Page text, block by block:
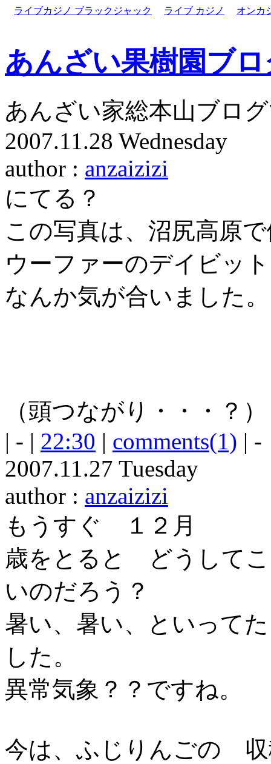
ライブカジノ ブラックジャック ライブ カジノ オンカ
あんざい果樹園ブ
あんざい家総本山ブロ
2007.11.28 Wednesday
author : anzaizizi
にてる？
この写真は、沼尻高原
ウーファーのデイビッ
なんか気が合いました。
（頭つながり・・・？）
| - | 22:30 | comments(1) | -
2007.11.27 Tuesday
author : anzaizizi
もうすぐ １２月
歳をとると どうして
いのだろう？
暑い、暑い、といって
した。
異常気象？？ですね。
今は、ふじりんごの